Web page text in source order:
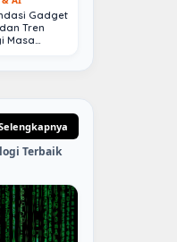
Gadget
Tren
Masa
Terbaik